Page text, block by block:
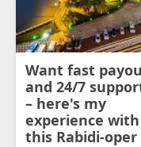
Want fast
and 24/7
– here's my
experience with
this Rabidi-oper